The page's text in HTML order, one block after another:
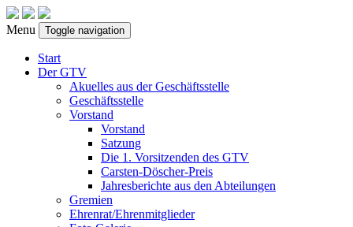
Menu Toggle navigation
Start
Der GTV
Akuelles aus der Geschäftsstelle
Geschäftsstelle
Vorstand
Vorstand
Satzung
Die 1. Vorsitzenden des GTV
Carsten-Döscher-Preis
Jahresberichte aus den Abteilungen
Gremien
Ehrenrat/Ehrenmitglieder